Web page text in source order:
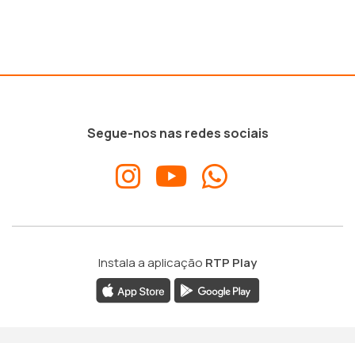
Segue-nos nas redes sociais
Instala a aplicação RTP Play